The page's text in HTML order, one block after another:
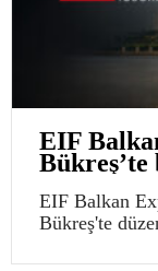
EIF
EIF Balkan
Bükreş'te